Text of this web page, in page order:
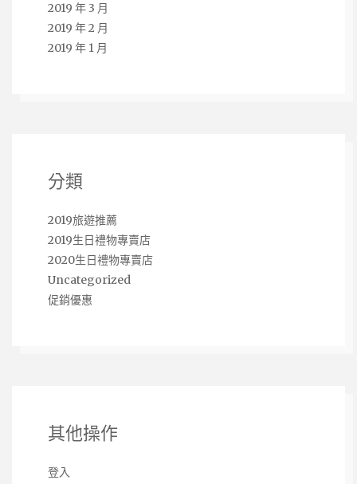
2019 年 3 月
2019 年 2 月
2019 年 1 月
分類
2019旅遊推薦
2019生日禮物專賣店
2020生日禮物專賣店
Uncategorized
促銷優惠
其他操作
登入